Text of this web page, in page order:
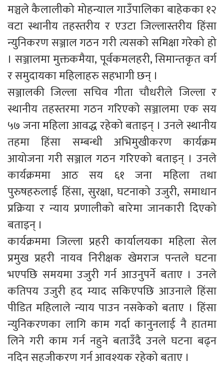
मञ्चले कैलालीको मोहन्याल गाउँपालिका बाहेकका १२
वटा स्थानीय तहस्तरीय र एउटा जिल्लास्तरीय हिंसा
न्युनिकरण सञ्जाल गठन गरी त्यसको समिक्षा गरेको हो
। सञ्जालमा मुक्तकमैया, पूर्वकमलहरी, सिमान्तकृत वर्ग
र समुदायका महिलाहरु सहभागी छन् ।
सञ्जालकी जिल्ला सचिव गीता चौधरीले जिल्ला र
स्थानीय तहस्तरमा गठन गरिएको सञ्जालमा एक सय
५७ जना महिला आवद्ध रहेको बताइन् । उनले स्थानीय
तहमा हिंसा सम्बन्धी अभिमुखीकरण कार्यक्रम
आयोजना गरी सञ्जाल गठन गरिएको बताइन् । उनले
कार्यक्रममा आठ सय ६१ जना महिला तथा
पुरुषहरुलाई हिंसा, सुरक्षा, घटनाको उजुरी, समाधान
प्रक्रिया र न्याय प्रणालीको बारेमा जानकारी दिएको
बताइन् ।
कार्यक्रममा जिल्ला प्रहरी कार्यालयका महिला सेल
प्रमुख प्रहरी नायव निरीक्षक खेमराज पन्तले घटना
भएपछि समयमा उजुरी गर्न आउनुपर्ने बताए । उनले
कतिपय उजुरी हद म्याद सकिएपछि आउनाले हिंसा
पीडित महिलाले न्याय पाउन नसकेको बताए । हिंसा
न्युनिकरणका लागि काम गर्दा कानुनलाई नै हातमा
लिने गरी काम गर्न नहुने बताउँदै उनले घटना बढ्न
नदिन सहजीकरण गर्न आवश्यक रहेको बताए ।